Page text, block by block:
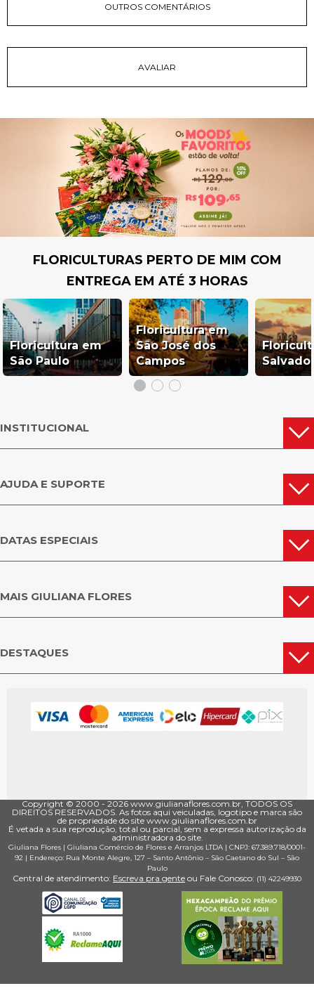
OUTROS COMENTÁRIOS
FLORICULTURAS PERTO DE MIM COM
ENTREGA EM ATÉ 3 HORAS
Floricultura em
São Paulo
Floricultura em
São José dos
Campos
INSTITUCIONAL
AJUDA E SUPORTE
DATAS ESPECIAIS
MAIS GIULIANA FLORES
DESTAQUES
Copyright © 2000 - ­2026 www.giulianaflores.com.br, TODOS OS
DIREITOS RESERVADOS. As fotos aqui veiculadas, logotipo e marca são
de propriedade do site www.giulianaflores.com.br
É vetada a sua reprodução, total ou parcial, sem a expressa autorização da
administradora do site.
Giuliana Flores | Giuliana Comércio de Flores e Arranjos LTDA | CNPJ: 67.389.718/0001­
92 | Endereço: Rua Monte Alegre, 127 – Santo Antônio – São Caetano do Sul – São
Paulo
Central de atendimento: Escreva pra gente ou Fale Conosco: (11) 4224­9930